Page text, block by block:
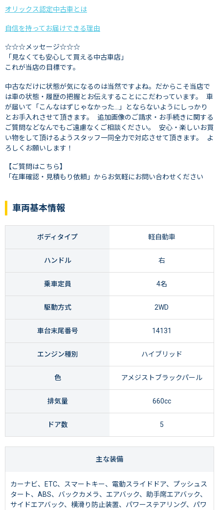
オリックス認定中古車とは
自信を持ってお届けできる理由
☆☆☆メッセージ☆☆☆
「見なくても安心して買える中古車店」
これが当店の目標です。
中古なだけに状態が気になるのは当然ですよね。だからこそ当店で
は車の状態・履歴の把握とお伝えすることにこだわっています。 車
が届いて「こんなはずじゃなかった…」とならないようにしっかり
とお手入れさせて頂きます。 追加画像のご請求・お手続きに関する
ご質問などなんでもご遠慮なくご相談ください。 安心・楽しいお買
い物をして頂けるようスタッフ一同全力で対応させて頂きます。 よ
ろしくお願いします！
【ご質問はこちら】
「在庫確認・見積もり依頼」からお気軽にお問い合わせください
車両基本情報
ボディタイプ 軽自動車
ハンドル 右
乗車定員 4名
駆動方式 2WD
車台末尾番号 14131
エンジン種別 ハイブリッド
色 アメジストブラックパール
排気量 660cc
ドア数 5
主な装備
カーナビ、ETC、スマートキー、電動スライドドア、プッシュス
タート、ABS、バックカメラ、エアバック、助手席エアバック、
サイドエアバック、横滑り防止装置、パワーステアリング、パワ